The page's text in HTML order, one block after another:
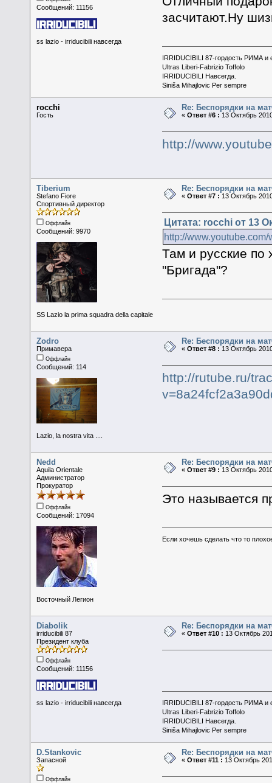
Сообщений: 11156
ss lazio - irriducibili навсегда
засчитают.Ну
IRRIDUCIBILI 87-гордость РИМА и
Ultras Liberi-Fabrizio Toffolo
IRRIDUCIBILI Навсегда.
Siniša Mihajlovic Per sempre
rocchi
Гость
Re: Беспорядки на
«Ответ #6 : 13 Октябрь
http://
Tiberium
Stefano Fiore
Спортивный директор
Оффлайн
Сообщений: 9970
SS Lazio la prima squadra della capitale
Re: Беспорядки на
«Ответ #7 : 13 Октябрь
Цитата: rocchi от 13
http://
Там и русские по
"Бригада"?
Zodro
Примавера
Оффлайн
Сообщений: 114
Lazio, la nostra vita ....
Re: Беспорядки на
«Ответ #8 : 13 Октябрь
http://rutube.ru/
Nedd
Aquila Orientale
Администратор
Прокуратор
Оффлайн
Сообщений: 17094
Восточный Легион
Re: Беспорядки на
«Ответ #9 : 13 Октябрь
Это называется
Если хочешь сделать что то
Diabolik
irriducibili 87
Президент клуба
Оффлайн
Сообщений: 11156
ss lazio - irriducibili навсегда
Re: Беспорядки на
«Ответ #10 : 13 Октябрь
IRRIDUCIBILI 87-гордость РИМА и
Ultras Liberi-Fabrizio Toffolo
IRRIDUCIBILI Навсегда.
Siniša Mihajlovic Per sempre
D.Stankovic
Запасной
Оффлайн
Re: Беспорядки на
«Ответ #11 : 13 Октябрь